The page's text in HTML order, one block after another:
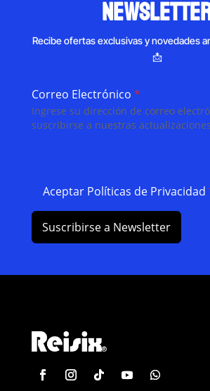
Recibe ofertas exclusivas y novedades
📩
Correo Electrónico *
Ingrese su dirección de correo
suscribirse a nuestras
Aceptar Políticas de Privacidad
Suscribirse a Newsletter